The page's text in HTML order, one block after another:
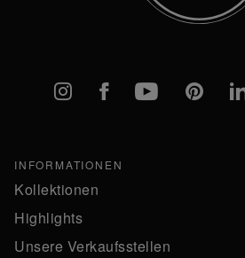
Instagram
FacebookYouTube
INFORMATIONEN
Kollektionen
Highlights
Unsere Verkaufsstellen